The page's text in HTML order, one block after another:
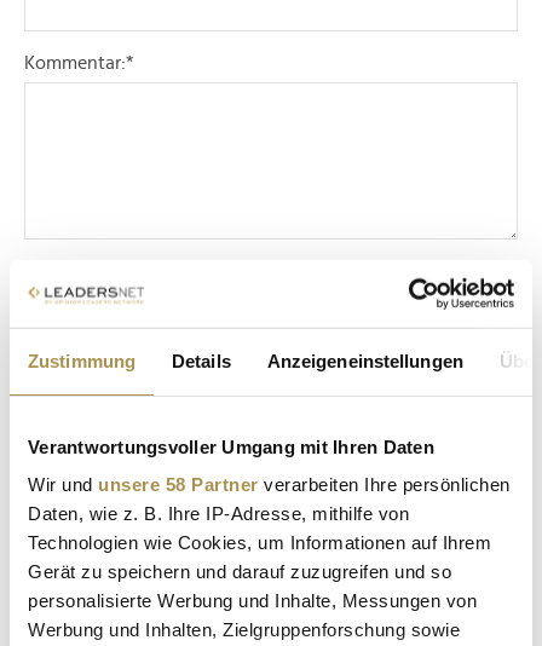
Zustimmung Details Anzeigeneinstellungen
Verantwortungsvoller Umgang mit Ihren Daten
Wir und unsere 58 Partner verarbeiten Ihre persönlichen
Daten, wie z. B. Ihre IP-Adresse, mithilfe von
Technologien wie Cookies, um Informationen auf Ihrem
Gerät zu speichern und darauf zuzugreifen und so
personalisierte Werbung und Inhalte, Messungen von
Werbung und Inhalten, Zielgruppenforschung sowie
Kommentar:*
ABSENDEN
LEADERSNET.TV